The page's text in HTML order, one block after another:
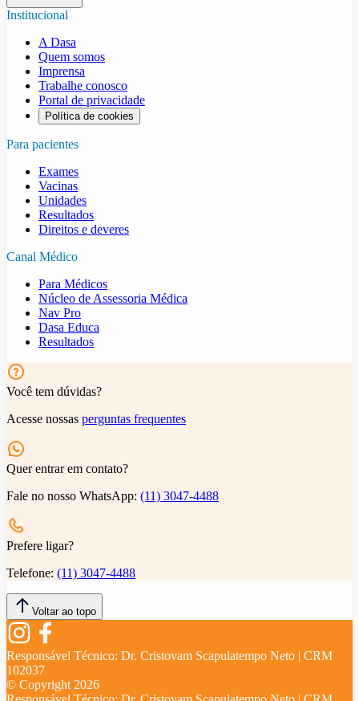
Institucional
A Dasa
Quem somos
Imprensa
Trabalhe conosco
Portal de privacidade
Política de cookies
Para pacientes
Exames
Vacinas
Unidades
Resultados
Direitos e deveres
Canal Médico
Para Médicos
Núcleo de Assessoria Médica
Nav Pro
Dasa Educa
Resultados
Você tem dúvidas?
Acesse nossas perguntas frequentes
Quer entrar em contato?
Fale no nosso WhatsApp: (11) 3047-4488
Prefere ligar?
Telefone: (11) 3047-4488
Voltar ao topo
Responsável Técnico: Dr. Cristovam Scapulatempo Neto | CRM
102037
© Copyright 2026